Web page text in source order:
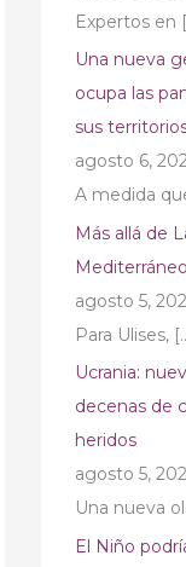
Expertos en
Una nueva
ocupa las
sus
agosto 6,
A medida
Más allá de
agosto 5,
Para Ulises,
Ucrania:
decenas de
heridos
agosto 5,
Una nueva
El Niño